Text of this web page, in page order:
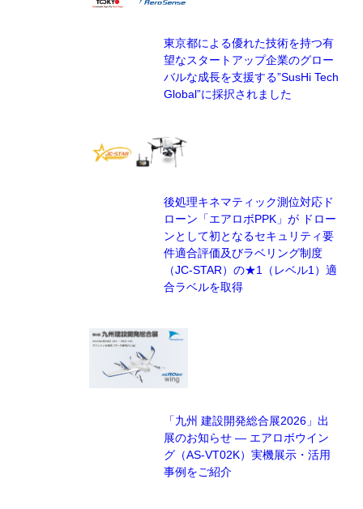
東京都による優れた技術を持つ有
望なスタートアップ企業のグロー
バルな成長を支援する”SusHi Tech
Global”に採択されました
後処理キネマティック測位対応ド
ローン「エアロボPPK」が ドロー
ンとして初となるセキュリティ要
件適合評価及びラベリング制度
（JC-STAR）の★1（レベル1）適
合ラベルを取得
「九州 建設開発総合展2026」出
展のお知らせ — エアロボウイン
グ（AS-VT02K）実機展示・活用
事例をご紹介